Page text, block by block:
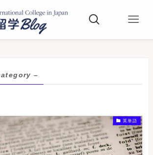
–
英単語